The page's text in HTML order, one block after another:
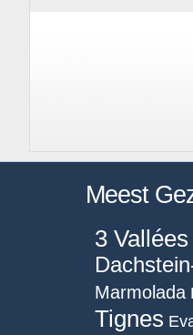
Meest
3 Vallées
Marmolada
Tignes